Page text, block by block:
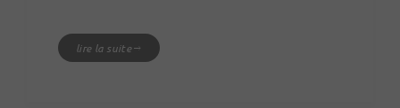
lire la suite